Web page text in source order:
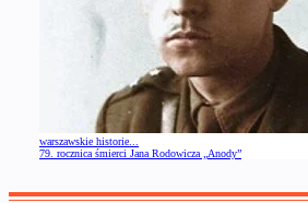
warszawskie historie...
79. rocznica śmierci Jana Rodowicza „Anody”